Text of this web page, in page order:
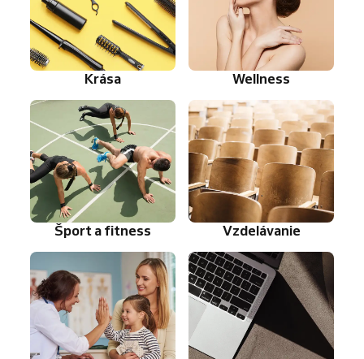
Krása Wellness
Šport a fitness Vzdelávanie